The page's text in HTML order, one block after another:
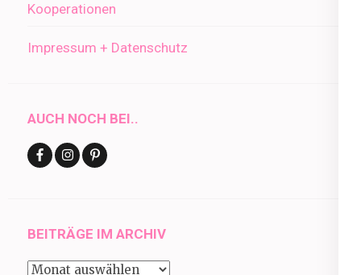
Kooperationen
Impressum + Datenschutz
AUCH NOCH BEI..
BEITRÄGE IM ARCHIV
Beiträge